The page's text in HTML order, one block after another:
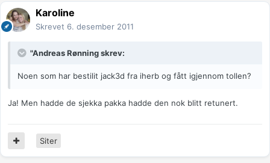
Karoline
Skrevet 6. desember 2011
"Andreas Rønning skrev:
Noen som har bestilit jack3d fra iherb og fått igjennom tollen?
Ja! Men hadde de sjekka pakka hadde den nok blitt retunert.
Siter